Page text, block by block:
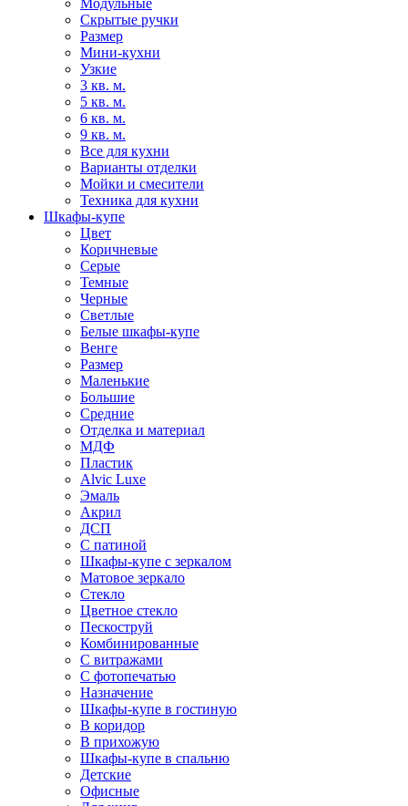
Модульные
Скрытые ручки
Размер
Мини-кухни
Узкие
3 кв. м.
5 кв. м.
6 кв. м.
9 кв. м.
Все для кухни
Варианты отделки
Мойки и смесители
Техника для кухни
Шкафы-купе
Цвет
Коричневые
Серые
Темные
Черные
Светлые
Белые шкафы-купе
Венге
Размер
Маленькие
Большие
Средние
Отделка и материал
МДФ
Пластик
Alvic Luxe
Эмаль
Акрил
ДСП
С патиной
Шкафы-купе с зеркалом
Матовое зеркало
Стекло
Цветное стекло
Пескоструй
Комбинированные
С витражами
С фотопечатью
Назначение
Шкафы-купе в гостиную
В коридор
В прихожую
Шкафы-купе в спальню
Детские
Офисные